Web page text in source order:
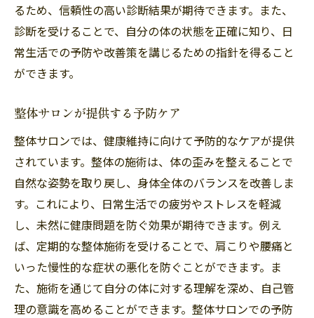
るため、信頼性の高い診断結果が期待できます。また、
診断を受けることで、自分の体の状態を正確に知り、日
常生活での予防や改善策を講じるための指針を得ること
ができます。
整体サロンが提供する予防ケア
整体サロンでは、健康維持に向けて予防的なケアが提供
されています。整体の施術は、体の歪みを整えることで
自然な姿勢を取り戻し、身体全体のバランスを改善しま
す。これにより、日常生活での疲労やストレスを軽減
し、未然に健康問題を防ぐ効果が期待できます。例え
ば、定期的な整体施術を受けることで、肩こりや腰痛と
いった慢性的な症状の悪化を防ぐことができます。ま
た、施術を通じて自分の体に対する理解を深め、自己管
理の意識を高めることができます。整体サロンでの予防